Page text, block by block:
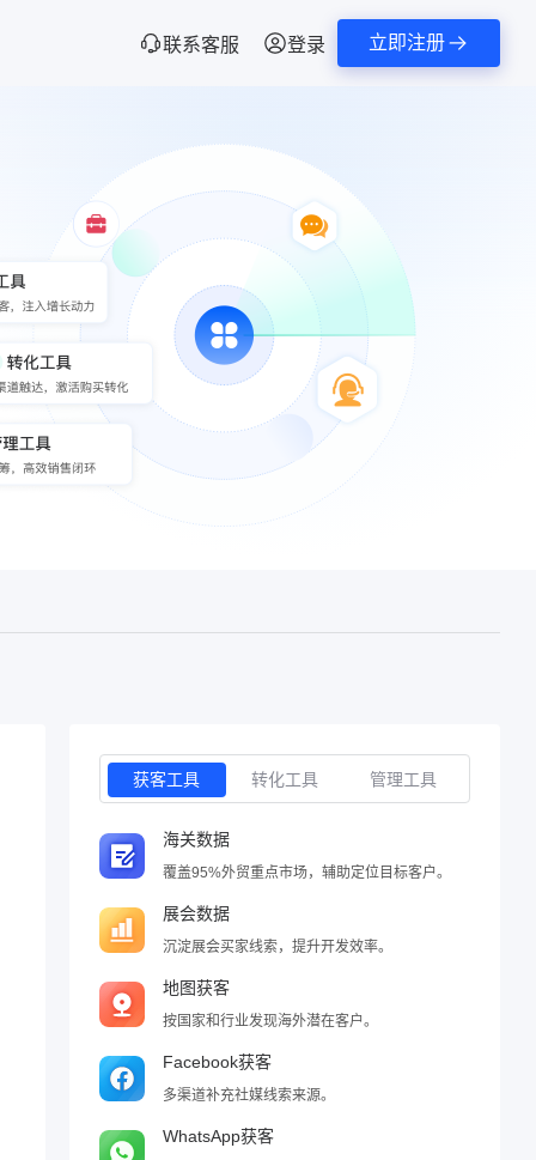
联系客服 登录 立即注册
获客工具 转化工具 管理工具
海关数据
覆盖95%外贸重点市场，辅助定位目标客户。
展会数据
沉淀展会买家线索，提升开发效率。
地图获客
按国家和行业发现海外潜在客户。
Facebook获客
多渠道补充社媒线索来源。
WhatsApp获客